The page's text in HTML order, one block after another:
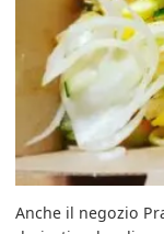
Anche il negozio